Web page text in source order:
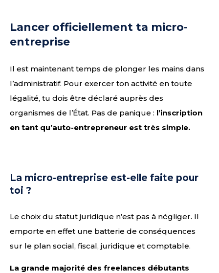
Lancer officiellement ta micro-
entreprise
Il est maintenant temps de plonger les mains dans
l’administratif. Pour exercer ton activité en toute
légalité, tu dois être déclaré auprès des
organismes de l’État. Pas de panique : l’inscription
en tant qu’auto-entrepreneur est très simple.
La micro-entreprise est-elle faite pour
toi ?
Le choix du statut juridique n’est pas à négliger. Il
emporte en effet une batterie de conséquences
sur le plan social, fiscal, juridique et comptable.
La grande majorité des freelances débutants